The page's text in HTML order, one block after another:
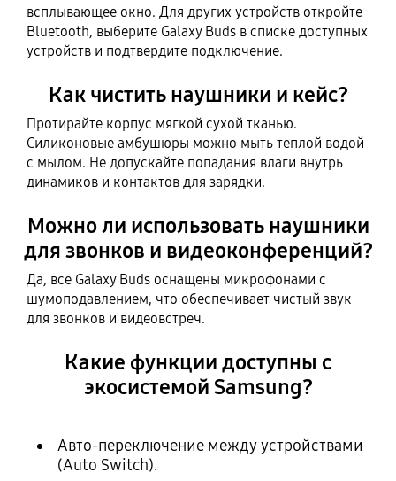
всплывающее окно. Для других устройств откройте
Bluetooth, выберите Galaxy Buds в списке доступных
устройств и подтвердите подключение.
Как чистить наушники и кейс?
Протирайте корпус мягкой сухой тканью.
Силиконовые амбушюры можно мыть теплой водой
с мылом. Не допускайте попадания влаги внутрь
динамиков и контактов для зарядки.
Можно ли использовать наушники
для звонков и видеоконференций?
Да, все Galaxy Buds оснащены микрофонами с
шумоподавлением, что обеспечивает чистый звук
для звонков и видеовстреч.
Какие функции доступны с
экосистемой Samsung?
Авто-переключение между устройствами
(Auto Switch).